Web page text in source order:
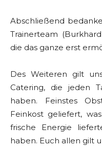
Abschließend
Trainerteam
die das ganze erst
Des Weiteren gilt
Catering, die jeden
haben. Feinstes
Feinkost geliefert,
frische Energie
haben. Euch allen gilt